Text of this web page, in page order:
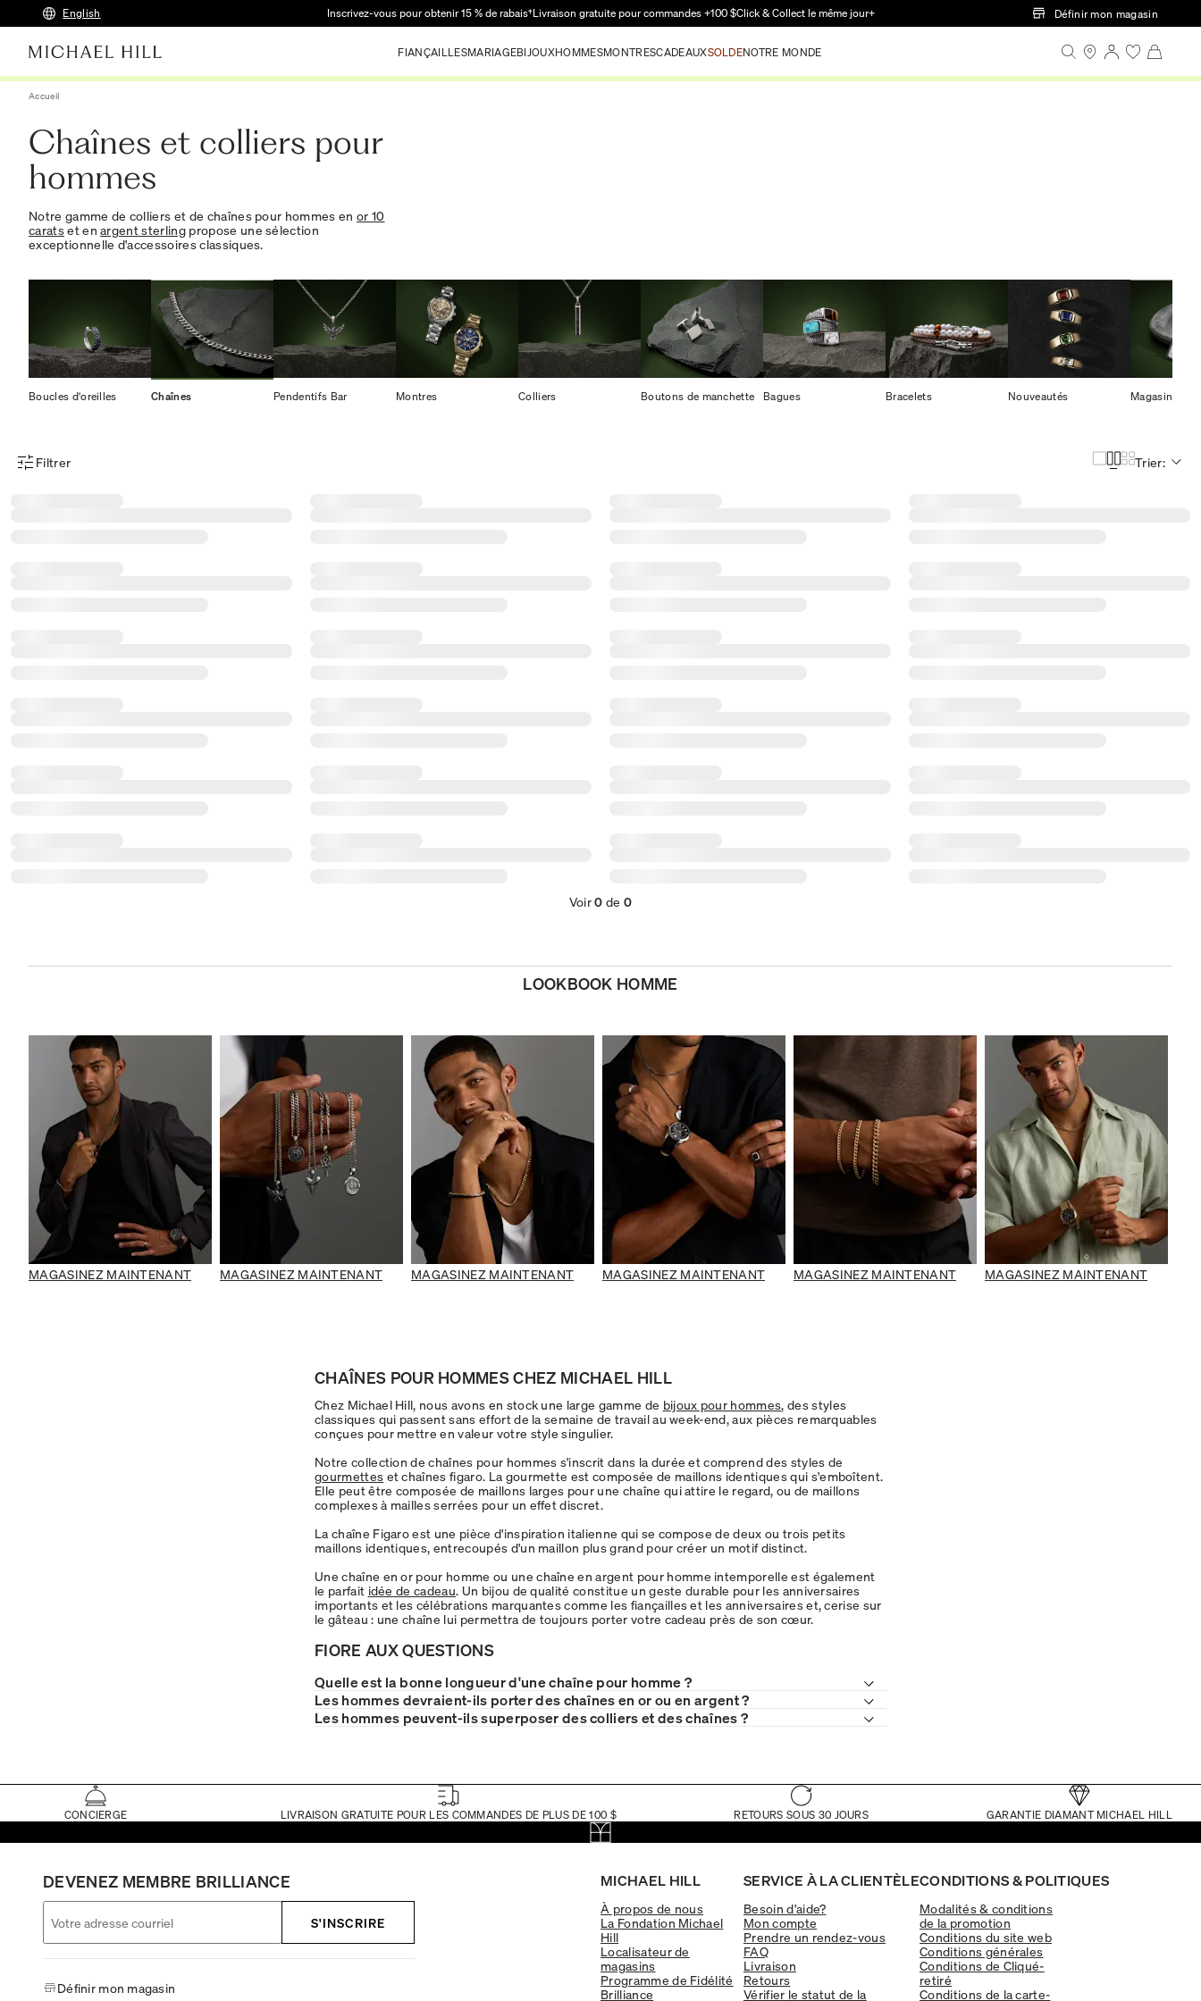
Passer au contenu principal
English Inscrivez-vous pour obtenir 15 % de rabais†Livraison gratuite pour commandes +100 $Click & Collect le même jour+ Définir mon magasin
FIANÇAILLESMARIAGEBIJOUXHOMMESMONTRESCADEAUXSOLDENOTRE MONDE
Accueil
Chaînes et colliers pour
hommes
Notre gamme de colliers et de chaînes pour hommes en or 10
caratset enargent sterlingpropose une sélection
exceptionnelle d'accessoires classiques.
Boucles d'oreilles Chaînes Pendentifs Bar Montres Colliers Boutons de manchette Bagues Bracelets Nouveautés Magasiner
Menu des filtres d'articles
Filtrer Trier:
Voir0 de 0
LOOKBOOK HOMME
MAGASINEZ MAINTENANT MAGASINEZ MAINTENANT MAGASINEZ MAINTENANT MAGASINEZ MAINTENANT MAGASINEZ MAINTENANT MAGASINEZ MAINTENANT
CHAÎNES POUR HOMMES CHEZ MICHAEL HILL
Chez Michael Hill, nous avons en stock une large gamme de bijoux pour hommes, des styles
classiques qui passent sans effort de la semaine de travail au week-end, aux pièces remarquables
conçues pour mettre en valeur votre style singulier.
Notre collection de chaînes pour hommes s'inscrit dans la durée et comprend des styles de
gourmettes et chaînes figaro. La gourmette est composée de maillons identiques qui s'emboîtent.
Elle peut être composée de maillons larges pour une chaîne qui attire le regard, ou de maillons
complexes à mailles serrées pour un effet discret.
La chaîne Figaro est une pièce d'inspiration italienne qui se compose de deux ou trois petits
maillons identiques, entrecoupés d'un maillon plus grand pour créer un motif distinct.
Une chaîne en or pour homme ou une chaîne en argent pour homme intemporelle est également
le parfait idée de cadeau. Un bijou de qualité constitue un geste durable pour les anniversaires
importants et les célébrations marquantes comme les fiançailles et les anniversaires et, cerise sur
le gâteau : une chaîne lui permettra de toujours porter votre cadeau près de son cœur.
FIORE AUX QUESTIONS
Quelle est la bonne longueur d'une chaîne pour homme ?
Les hommes devraient-ils porter des chaînes en or ou en argent ?
Les hommes peuvent-ils superposer des colliers et des chaînes ?
CONCIERGE LIVRAISON GRATUITE POUR LES COMMANDES DE PLUS DE 100 $ RETOURS SOUS 30 JOURS GARANTIE DIAMANT MICHAEL HILL
MICHAEL HILL
À propos de nous
La Fondation Michael
Hill
Localisateur de
magasins
Programme de Fidélité
Brilliance
SERVICE À LA CLIENTÈLE
Besoin d'aide?
Mon compte
Prendre un rendez-vous
FAQ
Livraison
Retours
Vérifier le statut de la
CONDITIONS & POLITIQUES
Modalités & conditions
de la promotion
Conditions du site web
Conditions générales
Conditions de Cliqué-
retiré
Conditions de la carte-
DEVENEZ MEMBRE BRILLIANCE
S'INSCRIRE
Définir mon magasin